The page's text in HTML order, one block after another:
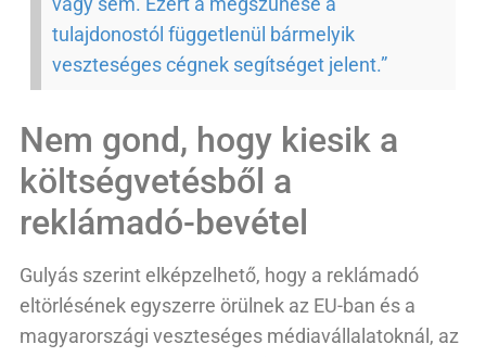
tulajdonostól függetlenül bármelyik
veszteséges cégnek segítséget jelent.”
Nem gond, hogy kiesik a
költségvetésből a
reklámadó-bevétel
Gulyás szerint elképzelhető, hogy a reklámadó
eltörlésének egyszerre örülnek az EU-ban és a
magyarországi veszteséges médiavállalatoknál, az